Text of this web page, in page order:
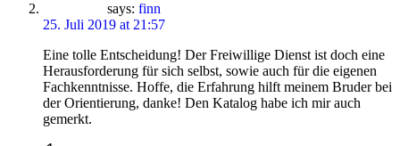
says: finn
25. Juli 2019 at 21:57
Eine tolle Entscheidung! Der Freiwillige Dienst ist doch eine
Herausforderung für sich selbst, sowie auch für die eigenen
Fachkenntnisse. Hoffe, die Erfahrung hilft meinem Bruder bei
der Orientierung, danke! Den Katalog habe ich mir auch
gemerkt.